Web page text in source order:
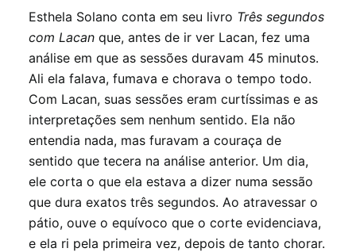
Esthela Solano conta em seu livro Três segundos
com Lacan que, antes de ir ver Lacan, fez uma
análise em que as sessões duravam 45 minutos.
Ali ela falava, fumava e chorava o tempo todo.
Com Lacan, suas sessões eram curtíssimas e as
interpretações sem nenhum sentido. Ela não
entendia nada, mas furavam a couraça de
sentido que tecera na análise anterior. Um dia,
ele corta o que ela estava a dizer numa sessão
que dura exatos três segundos. Ao atravessar o
pátio, ouve o equívoco que o corte evidenciava,
e ela ri pela primeira vez, depois de tanto chorar.